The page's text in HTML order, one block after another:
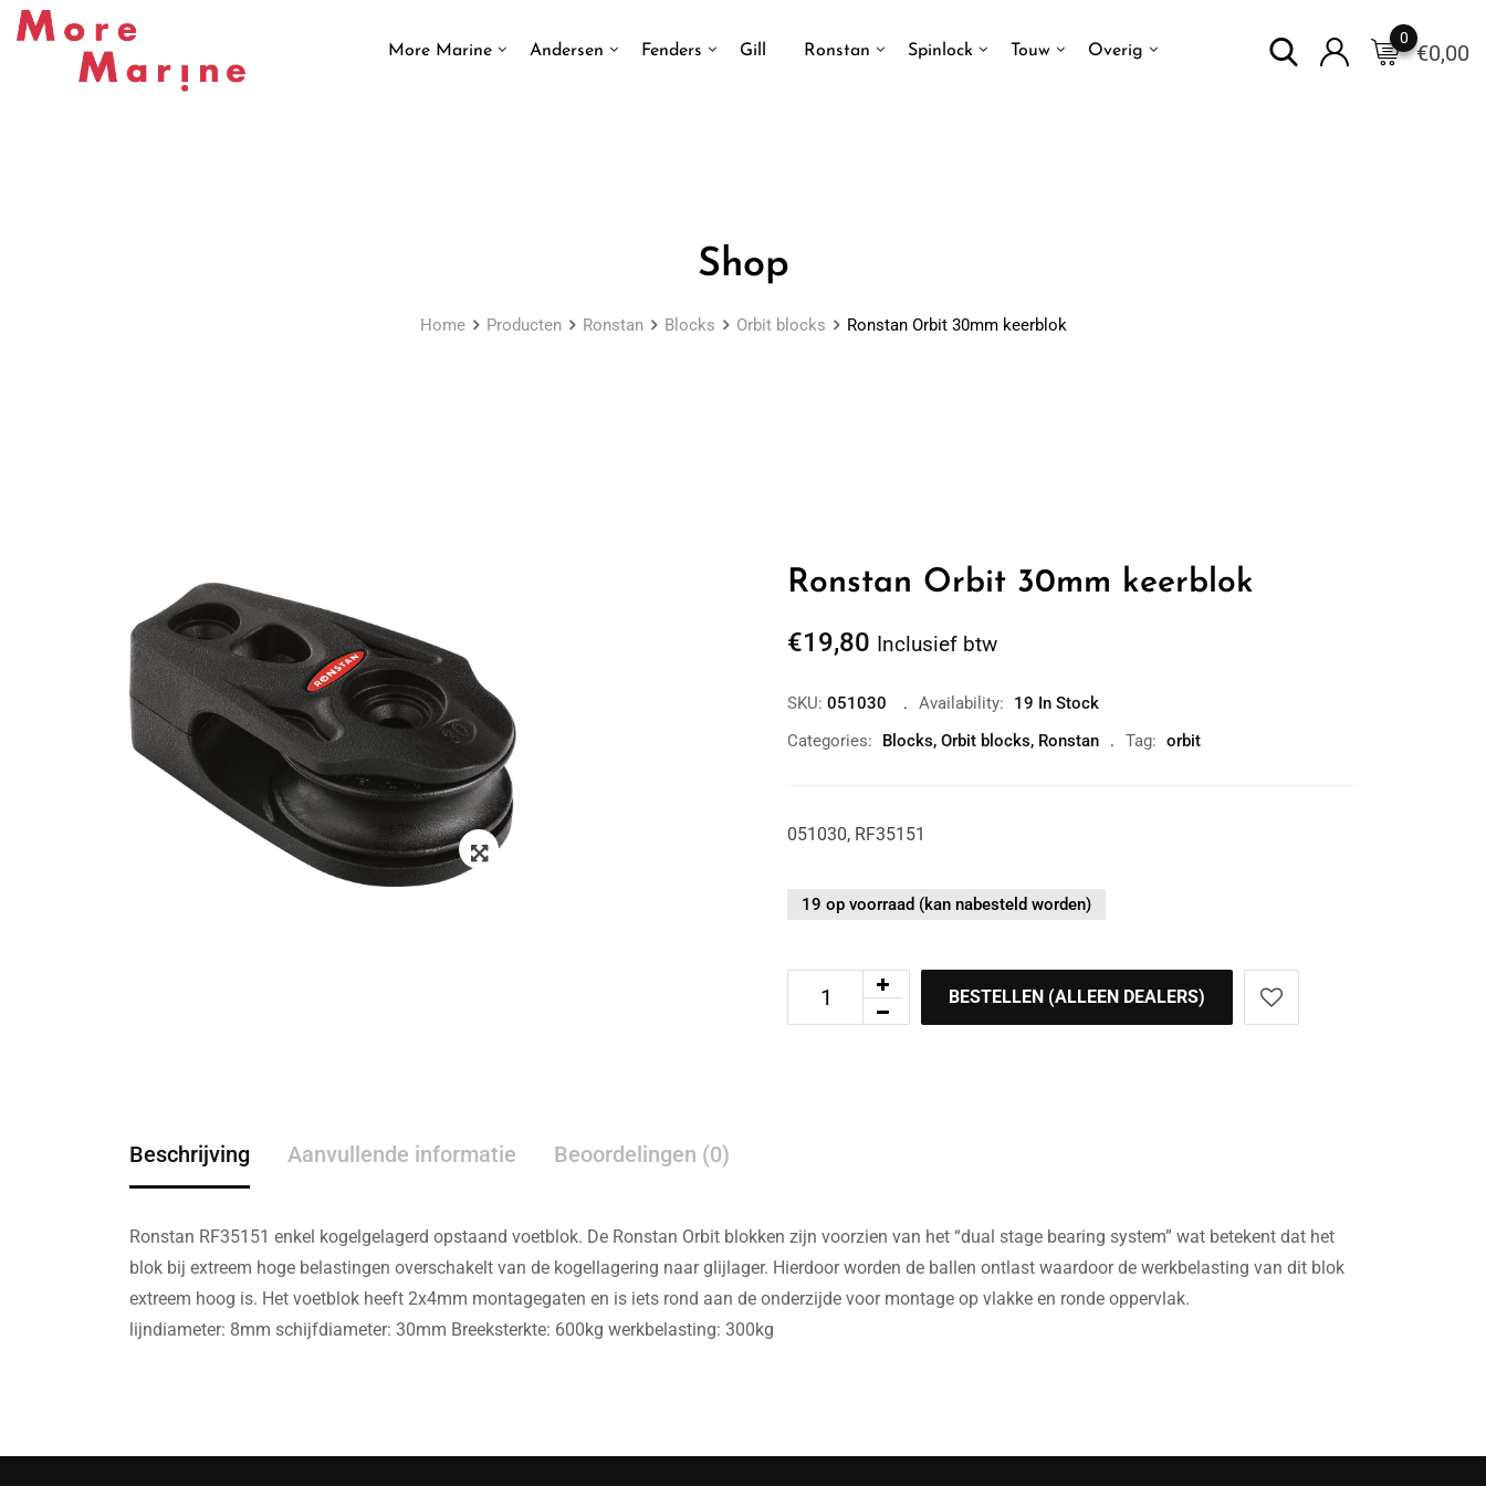
Skip
More Marine Andersen Fenders Gill Ronstan Spinlock Touw Overig €0,00
0
Shop
Home Producten Ronstan Blocks Orbit blocks Ronstan Orbit 30mm keerblok
Zoom
Ronstan Orbit 30mm keerblok
€19,80 Inclusief btw
SKU: 051030 Availability:
19 In Stock
Categories:
Blocks, Orbit blocks, Ronstan Tag: orbit
051030, RF35151
19 op voorraad (kan nabesteld worden)
BESTELLEN (ALLEEN DEALERS)
Beschrijving Aanvullende informatie Beoordelingen (0)
Ronstan RF35151 enkel kogelgelagerd opstaand voetblok. De Ronstan Orbit blokken zijn voorzien van het “dual stage bearing system” wat betekent dat het
blok bij extreem hoge belastingen overschakelt van de kogellagering naar glijlager. Hierdoor worden de ballen ontlast waardoor de werkbelasting van dit blok
extreem hoog is. Het voetblok heeft 2x4mm montagegaten en is iets rond aan de onderzijde voor montage op vlakke en ronde oppervlak.
lijndiameter: 8mm schijfdiameter: 30mm Breeksterkte: 600kg werkbelasting: 300kg